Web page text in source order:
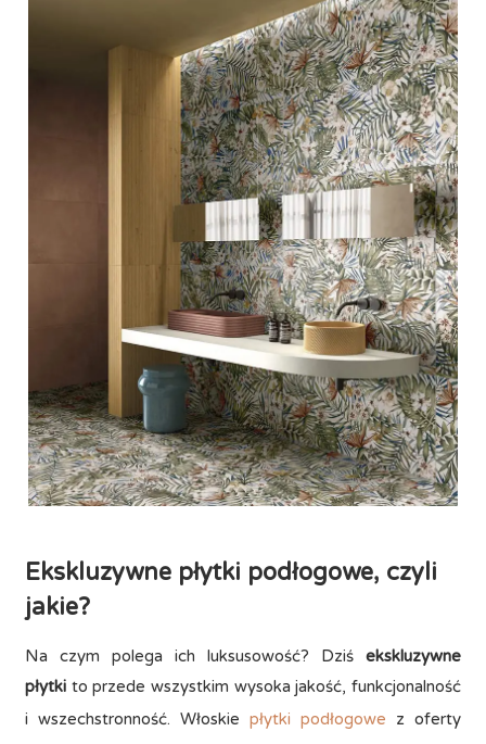
Ekskluzywne płytki podłogowe, czyli
jakie?
Na czym polega ich luksusowość? Dziś ekskluzywne
płytki to przede wszystkim wysoka jakość, funkcjonalność
i wszechstronność. Włoskie płytki podłogowe z oferty